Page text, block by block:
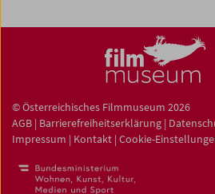
© Österreichisches Filmmuseum 2026
AGB | Barrierefreiheitserklärung |
Impressum | Kontakt | Cookie-